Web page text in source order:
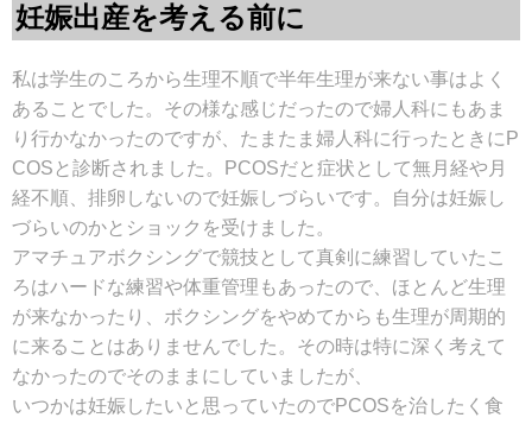
妊娠出産を考える前に
私は学生のころから生理不順で半年生理が来ない事はよく
あることでした。その様な感じだったので婦人科にもあま
り行かなかったのですが、たまたま婦人科に行ったときにP
COSと診断されました。PCOSだと症状として無月経や月
経不順、排卵しないので妊娠しづらいです。自分は妊娠し
づらいのかとショックを受けました。
アマチュアボクシングで競技として真剣に練習していたこ
ろはハードな練習や体重管理もあったので、ほとんど生理
が来なかったり、ボクシングをやめてからも生理が周期的
に来ることはありませんでした。その時は特に深く考えて
なかったのでそのままにしていましたが、
いつかは妊娠したいと思っていたのでPCOSを治したく食